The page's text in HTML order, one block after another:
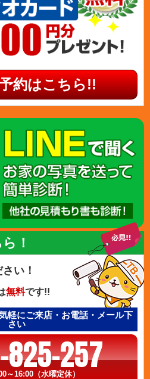
約はこちら!!
！
い！
無料です!!
軽にご来店・お電話・メール下
さい
825-257
～16:00（水曜定休）